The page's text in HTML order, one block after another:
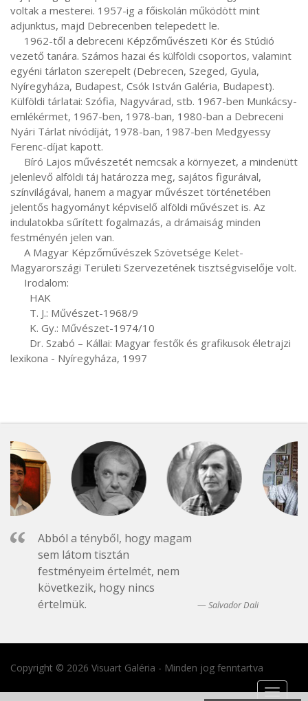
voltak a mesterei. 1957-ig a főiskolán működött mint
adjunktus, majd Debrecenben telepedett le.
vezető tanára. Számos hazai és külföldi csoportos, valamint
egyéni tárlaton szerepelt (Debrecen, Szeged, Gyula,
Nyíregyháza, Budapest, Csók István Galéria, Budapest).
Külföldi tárlatai: Szófia, Nagyvárad, stb. 1967-ben Munkácsy-
emlékérmet, 1967-ben, 1978-ban, 1980-ban a Debreceni
Nyári Tárlat nívódíját, 1978-ban, 1987-ben Medgyessy
Ferenc-díjat kapott.
jelenlevő alföldi táj határozza meg, sajátos figuráival,
színvilágával, hanem a magyar művészet történetében
jelentős hagyományt képviselő alföldi művészet is. Az
indulatokba sűrített fogalmazás, a drámaiság minden
festményén jelen van.
Magyarországi Területi Szervezetének tisztségviselője volt.
lexikona - Nyíregyháza, 1997
Abból a tényből, hogy magam
sem látom tisztán
festményeim értelmét, nem
következik, hogy nincs
értelmük.
Salvador Dali
Copyright © 2026 Visuart Galéria - Minden jog fenntartva
Toggle